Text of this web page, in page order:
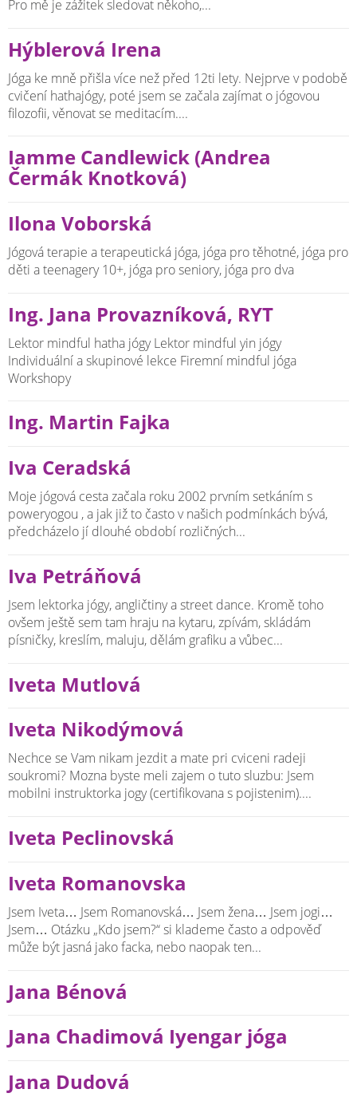
Pro mě je zážitek sledovat někoho,...
Hýblerová Irena
Jóga ke mně přišla více než před 12ti lety. Nejprve v podobě
cvičení hathajógy, poté jsem se začala zajímat o jógovou
filozofii, věnovat se meditacím....
Iamme Candlewick (Andrea
Čermák Knotková)
Ilona Voborská
Jógová terapie a terapeutická jóga, jóga pro těhotné, jóga pro
děti a teenagery 10+, jóga pro seniory, jóga pro dva
Ing. Jana Provazníková, RYT
Lektor mindful hatha jógy Lektor mindful yin jógy
Individuální a skupinové lekce Firemní mindful jóga
Workshopy
Ing. Martin Fajka
Iva Ceradská
Moje jógová cesta začala roku 2002 prvním setkáním s
poweryogou , a jak již to často v našich podmínkách bývá,
předcházelo jí dlouhé období rozličných...
Iva Petráňová
Jsem lektorka jógy, angličtiny a street dance. Kromě toho
ovšem ještě sem tam hraju na kytaru, zpívám, skládám
písničky, kreslím, maluju, dělám grafiku a vůbec...
Iveta Mutlová
Iveta Nikodýmová
Nechce se Vam nikam jezdit a mate pri cviceni radeji
soukromi? Mozna byste meli zajem o tuto sluzbu: Jsem
mobilni instruktorka jogy (certifikovana s pojistenim)....
Iveta Peclinovská
Iveta Romanovska
Jsem Iveta… Jsem Romanovská… Jsem žena… Jsem jogi…
Jsem… Otázku „Kdo jsem?“ si klademe často a odpověď
může být jasná jako facka, nebo naopak ten...
Jana Bénová
Jana Chadimová Iyengar jóga
Jana Dudová